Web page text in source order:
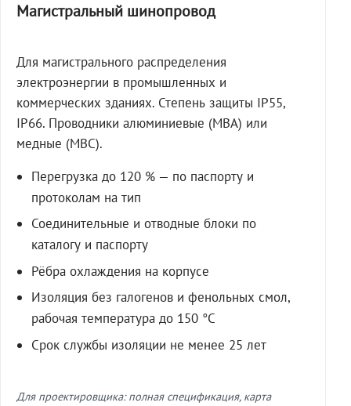
Магистральный шинопровод
Для магистрального распределения
электроэнергии в промышленных и
коммерческих зданиях. Степень защиты IP55,
IP66. Проводники алюминиевые (МВА) или
медные (МВС).
Перегрузка до 120 % — по паспорту и
протоколам на тип
Соединительные и отводные блоки по
каталогу и паспорту
Рёбра охлаждения на корпусе
Изоляция без галогенов и фенольных смол,
рабочая температура до 150 °C
Срок службы изоляции не менее 25 лет
Для проектировщика: полная спецификация, карта